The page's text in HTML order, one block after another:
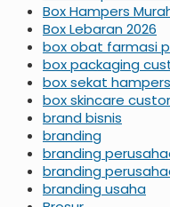
Box Hampers
Box Lebaran 2026
box obat farmasi
box packaging
box sekat hampers
box skincare
brand bisnis
branding
branding
branding
branding usaha